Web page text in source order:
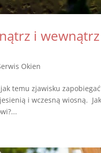
i
Okien
temu zjawisku
i wczesną wiosną.